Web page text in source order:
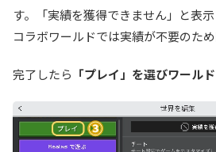
す。「実績を獲得できません」と表
コラボワールドでは実績が不要のため
完了したら 「プレイ」を選びワール